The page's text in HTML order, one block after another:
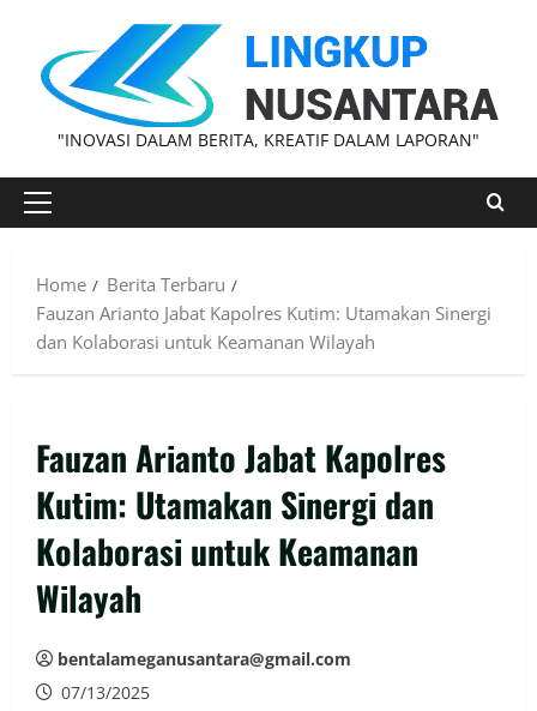
"INOVASI DALAM BERITA, KREATIF DALAM LAPORAN"
Home
Berita Terbaru
Fauzan Arianto Jabat Kapolres Kutim: Utamakan Sinergi
dan Kolaborasi untuk Keamanan Wilayah
Fauzan Arianto Jabat Kapolres
Kutim: Utamakan Sinergi dan
Kolaborasi untuk Keamanan
Wilayah
bentalameganusantara@gmail.com
07/13/2025